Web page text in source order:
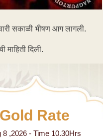
सकाळी भीषण आग लागली.
माहिती दिली.
Gold Rate
8 ,2026 - Time 10.30Hrs